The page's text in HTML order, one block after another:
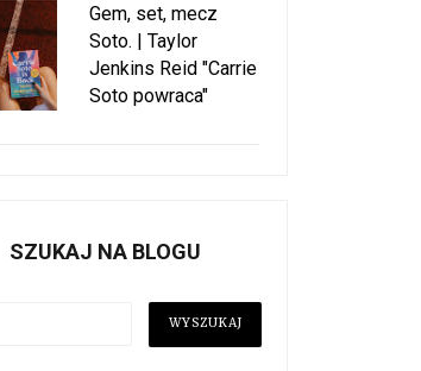
Gem, set, mecz
Soto. | Taylor
Jenkins Reid "Carrie
Soto powraca"
SZUKAJ NA BLOGU